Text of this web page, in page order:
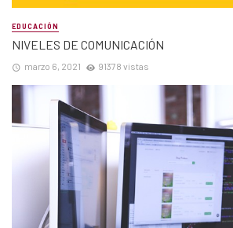
EDUCACIÓN
NIVELES DE COMUNICACIÓN
marzo 6, 2021 91378 vistas